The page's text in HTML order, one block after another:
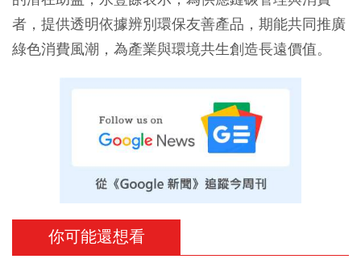
者，提供透明依據辨別環保友善產品，期能共同推廣
綠色消費風潮，為產業與環境共生創造長遠價值。
你可能還想看